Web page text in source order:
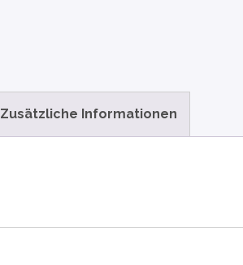
Zusätzliche Informationen